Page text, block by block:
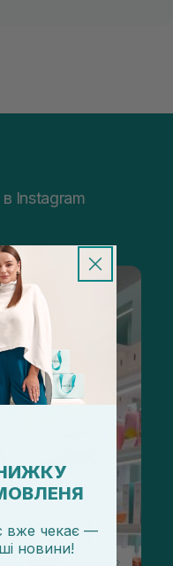
Instagram
вже чекає —
новини!